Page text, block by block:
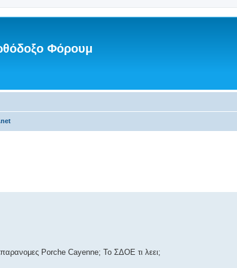
Φόρουμ
Porche Cayenne; Το ΣΔΟΕ τι λεει;